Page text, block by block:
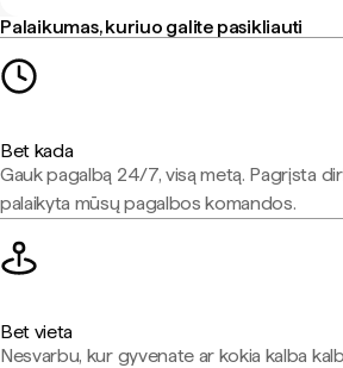
Palaikumas, kuriuo galite pasikliauti
Bet kada
Gauk pagalbą 24/7, visą metą. Pagrįsta
palaikyta mūsų pagalbos komandos.
Bet vieta
Nesvarbu, kur gyvenate ar kokia kalba